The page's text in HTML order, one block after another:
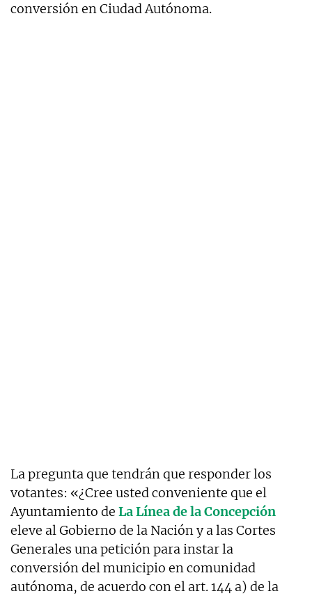
conversión en Ciudad Autónoma.
La pregunta que tendrán que responder los
votantes: «¿Cree usted conveniente que el
Ayuntamiento de La Línea de la Concepción
eleve al Gobierno de la Nación y a las Cortes
Generales una petición para instar la
conversión del municipio en comunidad
autónoma, de acuerdo con el art. 144 a) de la